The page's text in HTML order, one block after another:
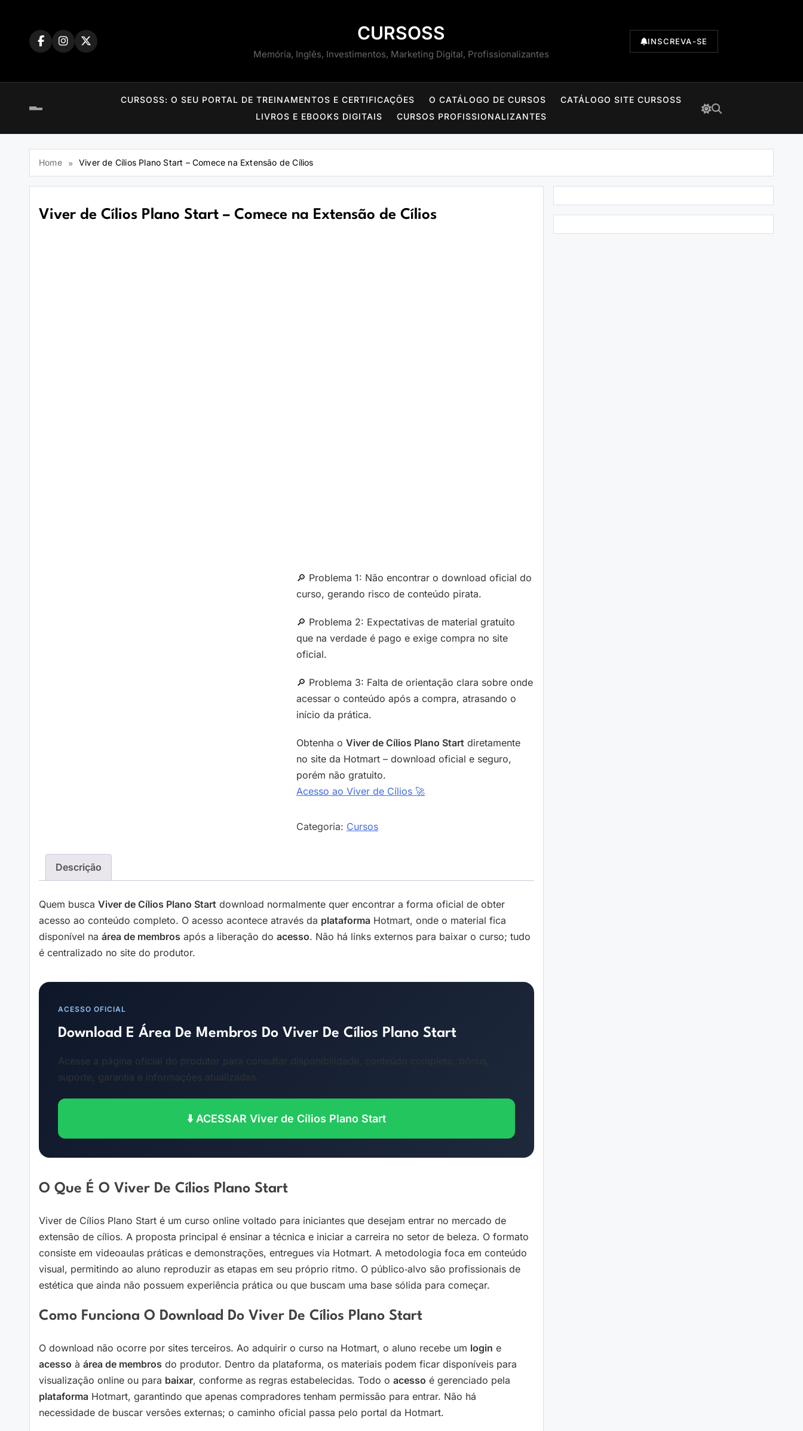
CURSOSS
Memória, Inglês, Investimentos, Marketing Digital, Profissionalizantes
INSCREVA-SE
CURSOSS: O SEU PORTAL DE TREINAMENTOS E CERTIFICAÇÕES O CATÁLOGO DE CURSOS
CATÁLOGO SITE CURSOSS
LIVROS E EBOOKS DIGITAIS
CURSOS PROFISSIONALIZANTES
Home Viver de Cílios Plano Start – Comece na Extensão de Cílios
Viver de Cílios Plano Start – Comece na Extensão de Cílios
🔎 Problema 1: Não encontrar o download oficial do
curso, gerando risco de conteúdo pirata.
🔎 Problema 2: Expectativas de material gratuito
que na verdade é pago e exige compra no site
oficial.
🔎 Problema 3: Falta de orientação clara sobre onde
acessar o conteúdo após a compra, atrasando o
início da prática.
Obtenha oViver de Cílios Plano Start diretamente
no site da Hotmart – download oficial e seguro,
porém não gratuito.
Acesso ao Viver de Cílios 🚀
Categoria: Cursos
Descrição
Quem busca Viver de Cílios Plano Start download normalmente quer encontrar a forma oficial de obter
acesso ao conteúdo completo. O acesso acontece através da plataforma Hotmart, onde o material fica
disponível na área de membros após a liberação do acesso. Não há links externos para baixar o curso; tudo
é centralizado no site do produtor.
ACESSO OFICIAL
Download E Área De Membros Do Viver De Cílios Plano Start
Acesse a página oficial do produtor para consultar disponibilidade, conteúdo completo, bônus,
suporte, garantia e informações atualizadas.
⬇️ ACESSAR Viver de Cílios Plano Start
O Que É O Viver De Cílios Plano Start
Viver de Cílios Plano Start é um curso online voltado para iniciantes que desejam entrar no mercado de
extensão de cílios. A proposta principal é ensinar a técnica e iniciar a carreira no setor de beleza. O formato
consiste em videoaulas práticas e demonstrações, entregues via Hotmart. A metodologia foca em conteúdo
visual, permitindo ao aluno reproduzir as etapas em seu próprio ritmo. O público‑alvo são profissionais de
estética que ainda não possuem experiência prática ou que buscam uma base sólida para começar.
Como Funciona O Download Do Viver De Cílios Plano Start
O download não ocorre por sites terceiros. Ao adquirir o curso na Hotmart, o aluno recebe um login e
acesso à área de membros do produtor. Dentro da plataforma, os materiais podem ficar disponíveis para
visualização online ou para baixar, conforme as regras estabelecidas. Todo o acesso é gerenciado pela
plataforma Hotmart, garantindo que apenas compradores tenham permissão para entrar. Não há
necessidade de buscar versões externas; o caminho oficial passa pelo portal da Hotmart.